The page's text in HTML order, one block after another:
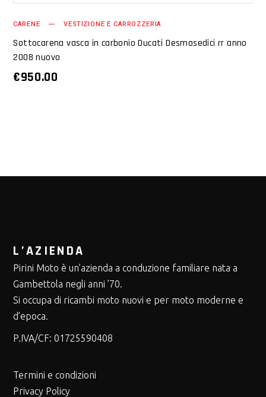
CARENE VESTIZIONE E CARROZZERIA
Sottocarena vasca in carbonio Ducati Desmosedici rr anno
2008 nuovo
€950.00
L’AZIENDA
Pirini Moto è un’azienda a conduzione familiare nata a
Gambettola negli anni ’70.
Si occupa di ricambi moto nuovi e per moto moderne e
d’epoca.
P.IVA/CF:01725590408
Termini e condizioni
Privacy Policy